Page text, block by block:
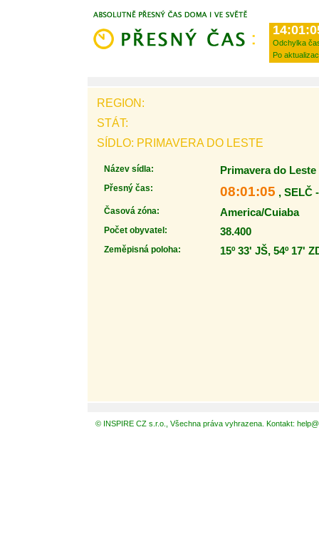
Odchylka
Po
REGION:
STÁT:
SÍDLO: PRIMAVERA DO LESTE
Název sídla: Primavera do Leste
Přesný čas: 08:01:05 , SELČ
Časová zóna: America/Cuiaba
Počet obyvatel: 38.400
Zeměpisná poloha: 15º 33' JŠ, 54º 17'
© INSPIRE CZ s.r.o., Všechna práva vyhrazena. Kontakt: